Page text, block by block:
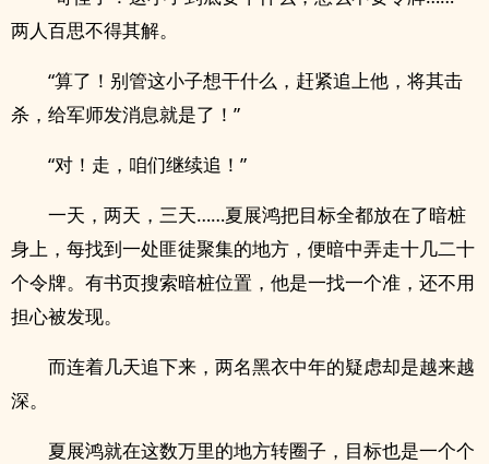
两人百思不得其解。
“算了！别管这小子想干什么，赶紧追上他，将其击
杀，给军师发消息就是了！”
“对！走，咱们继续追！”
一天，两天，三天……夏展鸿把目标全都放在了暗桩
身上，每找到一处匪徒聚集的地方，便暗中弄走十几二十
个令牌。有书页搜索暗桩位置，他是一找一个准，还不用
担心被发现。
而连着几天追下来，两名黑衣中年的疑虑却是越来越
深。
夏展鸿就在这数万里的地方转圈子，目标也是一个个